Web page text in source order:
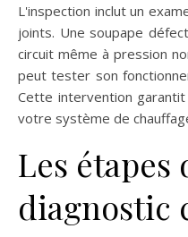
L'inspection inclut un
joints. Une soupape
circuit même à pression
peut tester son
Cette intervention
votre système de
Les étapes
diagnostic